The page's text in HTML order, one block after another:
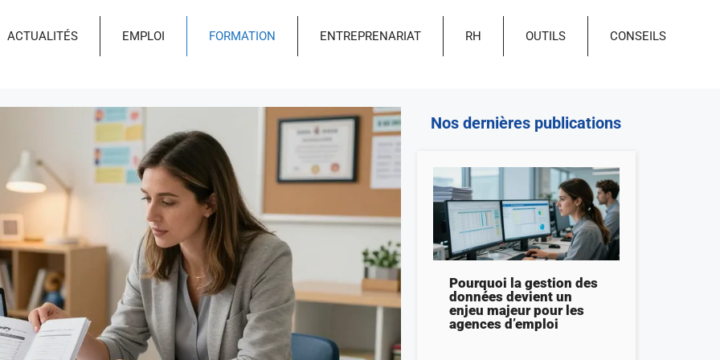
ACTUALITÉS EMPLOI FORMATION ENTREPRENARIAT RH OUTILS CONSEILS
Nos dernières publications
Pourquoi la gestion des
données devient un
enjeu majeur pour les
agences d’emploi